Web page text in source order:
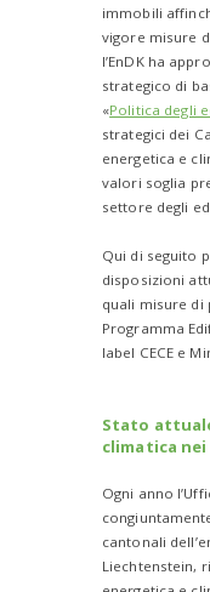
immobili
vigore misure
l’EnDK ha
strategico di
«Politica degli
strategici dei
energetica e
valori soglia
settore degli
Qui di seguito
disposizioni
quali misure
Programma
label CECE e
Stato
climatica
Ogni anno
cantonali
Liechtenstein,